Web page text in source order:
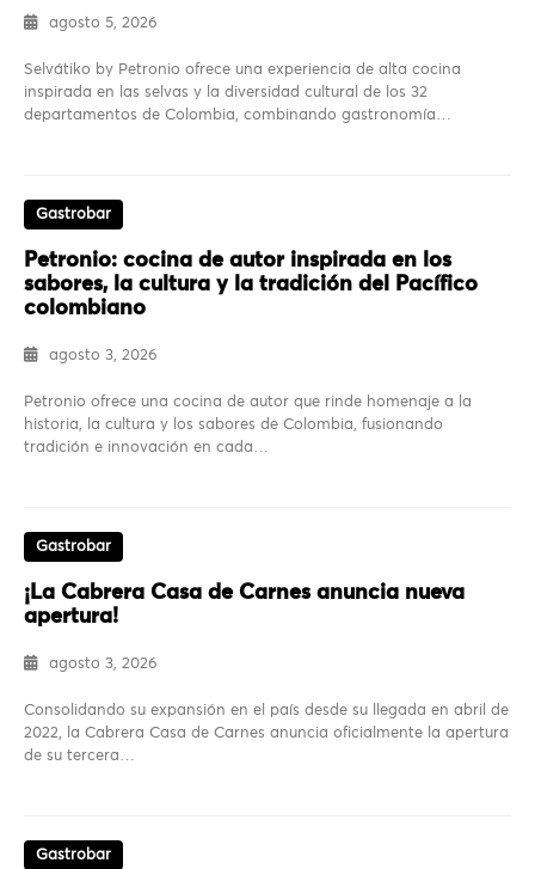
agosto 5, 2026
Selvátiko by Petronio ofrece una experiencia de alta cocina
inspirada en las selvas y la diversidad cultural de los 32
departamentos de Colombia, combinando gastronomía…
Gastrobar
Petronio: cocina de autor inspirada en los
sabores, la cultura y la tradición del Pacífico
colombiano
agosto 3, 2026
Petronio ofrece una cocina de autor que rinde homenaje a la
historia, la cultura y los sabores de Colombia, fusionando
tradición e innovación en cada…
Gastrobar
¡La Cabrera Casa de Carnes anuncia nueva
apertura!
agosto 3, 2026
Consolidando su expansión en el país desde su llegada en abril de
2022, la Cabrera Casa de Carnes anuncia oficialmente la apertura
de su tercera…
Gastrobar